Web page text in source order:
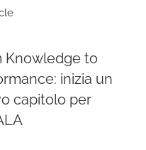
Knowledge to
inizia un
capitolo per